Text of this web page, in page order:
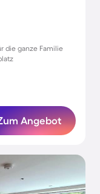
die ganze Familie
Angebot